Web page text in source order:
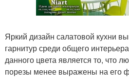
Яркий дизайн салатовой кухни
гарнитур среди общего
данного цвета является то, что
порезы менее выражены на его